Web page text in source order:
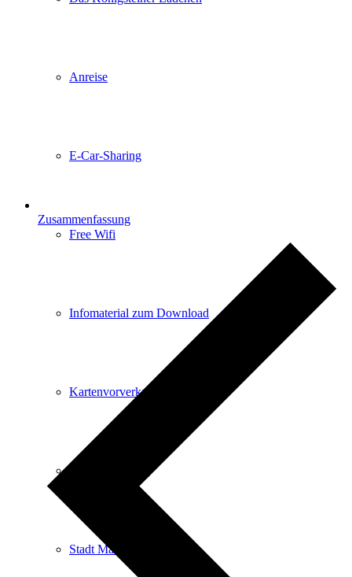
Anreise
E-Car-Sharing
Free Wifi
Infomaterial zum Download
Kartenvorverkauf
Stadt Mängelmelder
Zusammenfassung